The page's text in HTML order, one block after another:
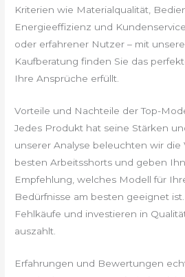
Kriterien wie Materialqualität,
Energieeffizienz und
oder erfahrener Nutzer – mit
Kaufberatung finden Sie das
Ihre Ansprüche erfüllt.
Vorteile und Nachteile der Top-
Jedes Produkt hat seine Stärken
unserer Analyse beleuchten wir
besten Arbeitsshorts und geben
Empfehlung, welches Modell für
Bedürfnisse am besten geeignet
Fehlkäufe und investieren in
auszahlt.
Erfahrungen und Bewertungen